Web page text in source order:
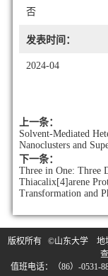
否
发表时间：
2024-04
上一条：
Solvent-Mediated
Nanoclusters and
下一条：
Three in One: Three
Thiacalix[4]arene
Transformation and
版权所有 ©山东大学 地
值班电话：（86）-